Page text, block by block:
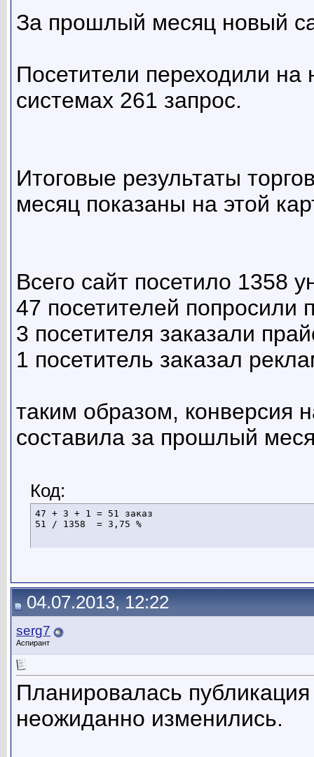
За прошлый месяц новый
Посетители переходили на
системах 261 запрос.
Итоговые результаты
месяц показаны на этой
Всего сайт посетило 1358
47 посетителей попросили
3 посетителя заказали
1 посетитель заказал
таким образом, конверсия
составила за прошлый
Код:
47 + 3 + 1 = 51 заказ
51 / 1358  = 3,75 %
04.07.2013, 12:22
serg7
Аспирант
Планировалась
неожиданно изменились.